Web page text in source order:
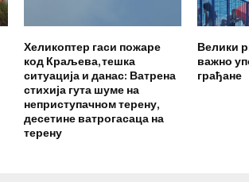
Хеликоптер гаси пожаре
код Краљева, тешка
ситуација и данас: Ватрена
стихија гута шуме на
неприступачном терену,
десетине ватрогасаца на
терену
Велики
важно
грађане